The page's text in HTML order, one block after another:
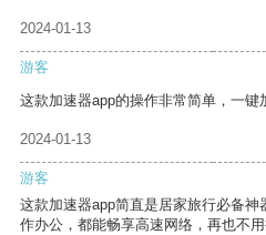
2024-01-13
游客
这款加速器app的操作非常简单，一键
2024-01-13
游客
这款加速器app简直是居家旅行必备
作办公，都能畅享高速网络，再也不